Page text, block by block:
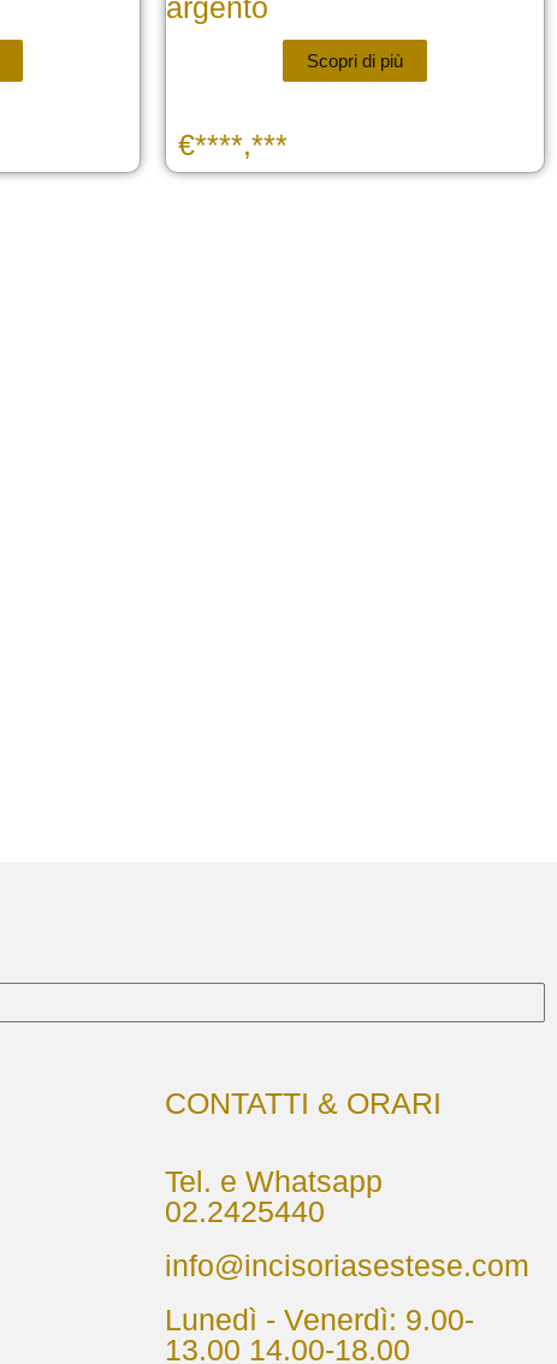
argento
Scopri di più
€****,***
CONTATTI & ORARI
Tel. e Whatsapp
02.2425440
info@incisoriasestese.com
Lunedì - Venerdì: 9.00-
13.00 14.00-18.00